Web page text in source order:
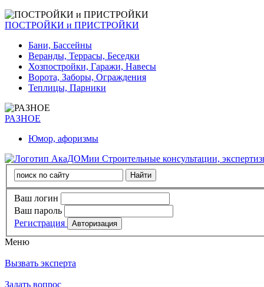
ПОСТРОЙКИ и ПРИСТРОЙКИ
Бани, Бассейны
Веранды, Террасы, Беседки
Хозпостройки, Гаражи, Навесы
Ворота, Заборы, Ограждения
Теплицы, Парники
РАЗНОЕ
Юмор, афоризмы
Строительные консультации,
Ваш логин
Ваш пароль
Регистрация
Меню
Вызвать эксперта
Задать вопрос